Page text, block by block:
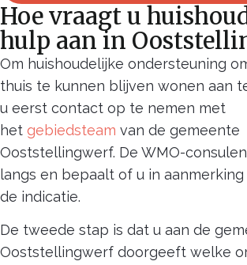
Hoe vraagt u
hulp aan in
Om huishoudelijke ondersteuning
thuis te kunnen blijven wonen aan
u eerst contact op te nemen met
het gebiedsteam van de gemeente
Ooststellingwerf. De WMO-
langs en bepaalt of u in
de indicatie.
De tweede stap is dat u aan de
Ooststellingwerf doorgeeft welke